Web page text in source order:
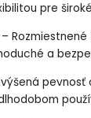
pre
– Rozmiestnené
a
pevnosť